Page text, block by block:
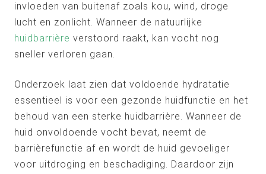
invloeden van buitenaf zoals kou, wind, droge
lucht en zonlicht. Wanneer de natuurlijke
huidbarrière verstoord raakt, kan vocht nog
sneller verloren gaan.
Onderzoek laat zien dat voldoende hydratatie
essentieel is voor een gezonde huidfunctie en het
behoud van een sterke huidbarrière. Wanneer de
huid onvoldoende vocht bevat, neemt de
barrièrefunctie af en wordt de huid gevoeliger
voor uitdroging en beschadiging. Daardoor zijn